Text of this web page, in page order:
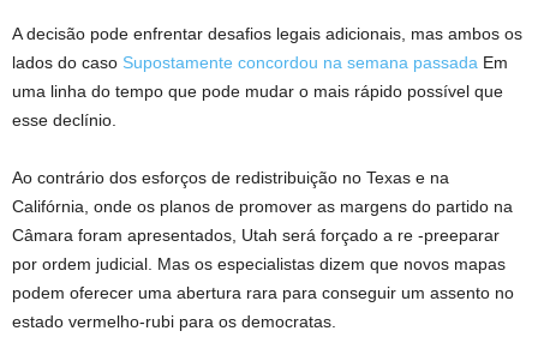
A decisão pode enfrentar desafios legais adicionais, mas ambos os
lados do caso Supostamente concordou na semana passada Em
uma linha do tempo que pode mudar o mais rápido possível que
esse declínio.
Ao contrário dos esforços de redistribuição no Texas e na
Califórnia, onde os planos de promover as margens do partido na
Câmara foram apresentados, Utah será forçado a re -preeparar
por ordem judicial. Mas os especialistas dizem que novos mapas
podem oferecer uma abertura rara para conseguir um assento no
estado vermelho-rubi para os democratas.